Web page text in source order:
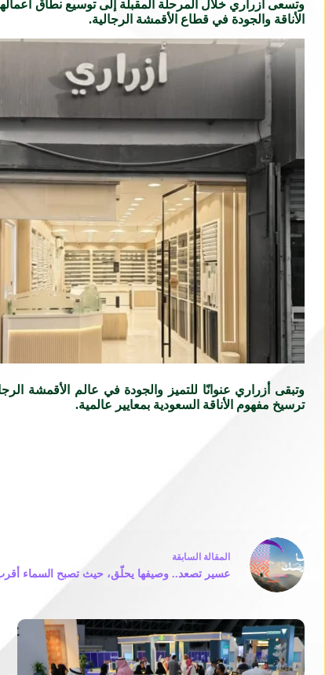
وتسعى أزراري خلال المرحلة المقبلة إلى توسيع نطاق
الأناقة والجودة في قطاع الأقمشة الرجالية.
وتبقى أزراري عنوانًا للتميز والجودة في عالم الأقمشة
ترسيخ مفهوم الأناقة السعودية بمعايير عالمية.
المقالة السابقة
عسير تصعد.. وصيفها يحلّق، حيث تصبح السماء